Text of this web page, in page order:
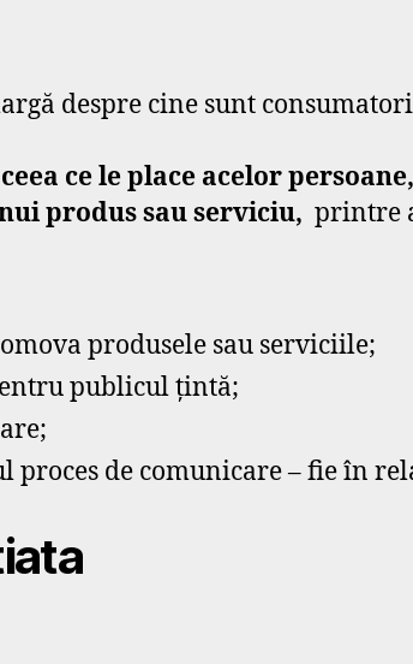
despre cine sunt
ce le place acelor
produs sau serviciu, printre
produsele sau serviciile;
publicul țintă;
proces de comunicare – fie în